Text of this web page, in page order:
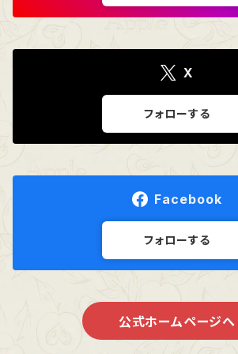
X
フォローする
Facebook
フォローする
公式ホームページへ